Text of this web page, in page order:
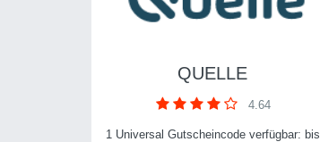
QUELLE
4.64
1 Universal Gutscheincode verfügbar: bis